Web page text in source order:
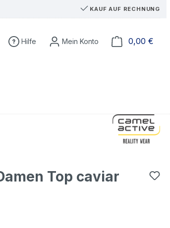
KAUF AUF RECHNUNG
auf dem Merkzettel
Hilfe 0,00 €
Top caviar